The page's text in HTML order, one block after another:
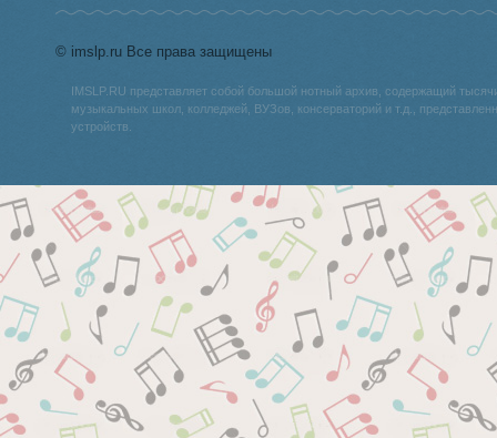
© imslp.ru Все права защищены
IMSLP.RU представляет собой большой нотный архив, содержащий
музыкальных школ, колледжей, ВУЗов, консерваторий и т.д.,
устройств.